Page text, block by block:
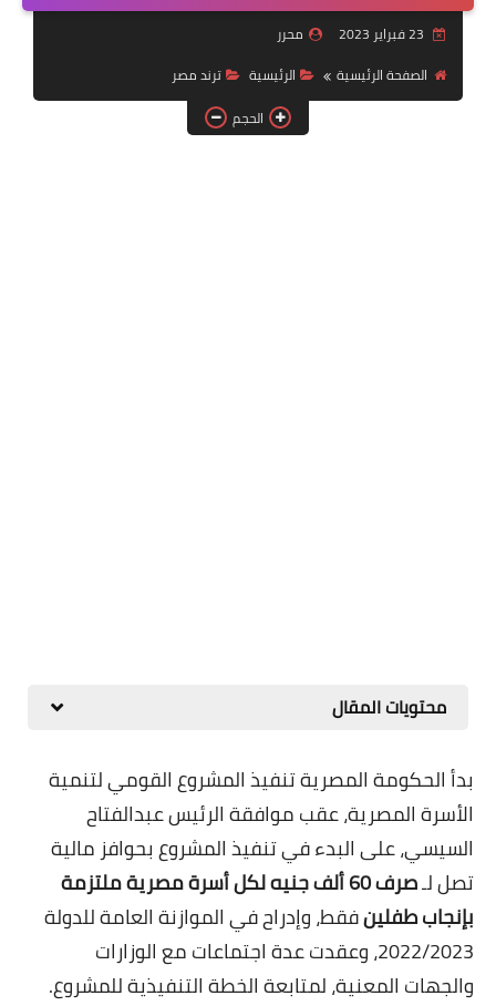
رياضة
وظائف عسكرية
محرر
الصفحة الرئيسية
الرئيسية
ترند مصر
الحجم
محتويات المقال
بدأ الحكومة المصرية تنفيذ المشروع القومي لتنمية
الأسرة المصرية، عقب موافقة الرئيس عبدالفتاح
السيسي، على البدء في تنفيذ المشروع بحوافز مالية
تصل لـ
صرف 60 ألف جنيه لكل أسرة مصرية ملتزمة
بإنجاب طفلينفقط، وإدراح في الموازنة العامة للدولة
2022/2023، وعقدت عدة اجتماعات مع الوزارات
والجهات المعنية، لمتابعة الخطة التنفيذية للمشروع.